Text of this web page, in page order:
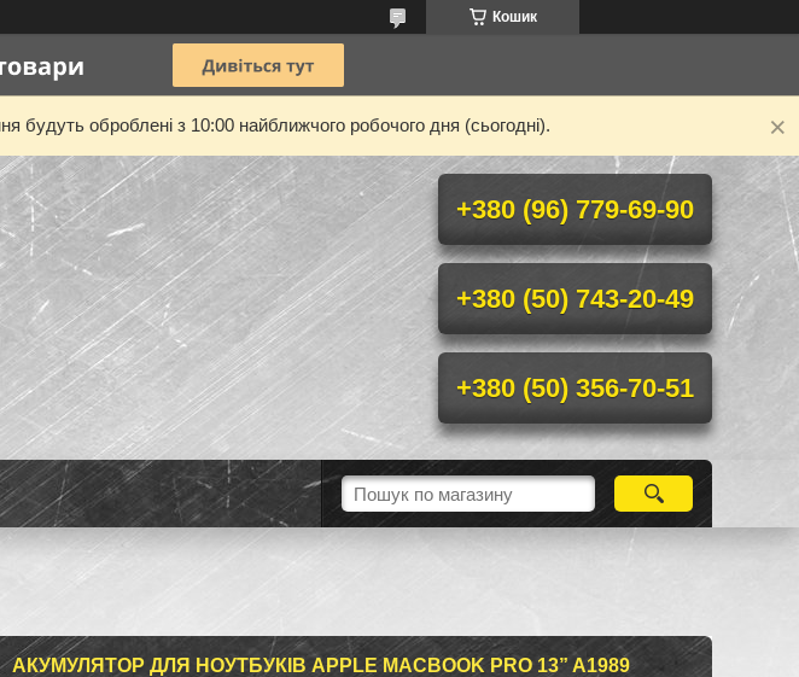
Кошик
будуть оброблені з 10:00 найближчого робочого дня (сьогодні).
+380 (96) 779-69-90
+380 (50) 743-20-49
+380 (50) 356-70-51
АКУМУЛЯТОР ДЛЯ НОУТБУКІВ APPLE MACBOOK PRO 13” A1989